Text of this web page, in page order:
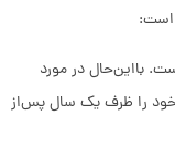
است:
برای کانادا ۲ سال است. بااین‌‌حال در مورد
خود را ظرف یک سال پس‌از